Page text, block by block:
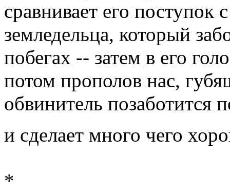
сравнивает его поступок
земледельца, который
побегах -- затем в его
потом прополов нас,
обвинитель
и сделает много чего
*